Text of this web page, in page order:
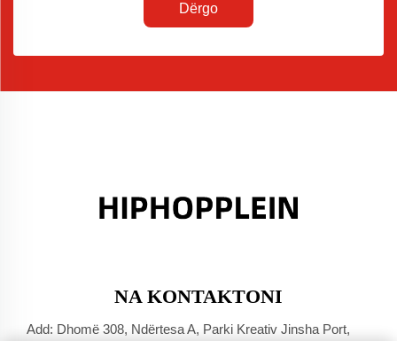
Dërgo
NA KONTAKTONI
Add: Dhomë 308, Ndërtesa A, Parki Kreativ Jinsha Port,